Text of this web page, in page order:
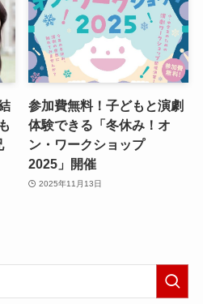
参加費無料！子どもと演劇
体験できる「冬休み！オ
ン・ワークショップ
2025」開催
2025年11月13日